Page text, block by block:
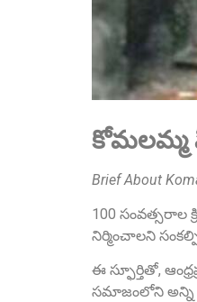
కోమలమ్మ
Brief About
100 సంవత్సరాల
నిర్మించాలని
ఈ స్ఫూర్తితో,
సమాజంలోని అన్ని